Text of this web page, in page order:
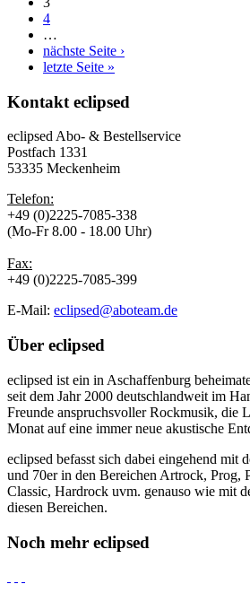
4
…
nächste Seite ›
letzte Seite »
Kontakt eclipsed
eclipsed Abo- & Bestellservice
Postfach 1331
53335 Meckenheim
Telefon:
+49 (0)2225-7085-338
(Mo-Fr 8.00 - 18.00 Uhr)
Fax:
+49 (0)2225-7085-399
E-Mail: eclipsed@aboteam.de
Über eclipsed
eclipsed ist ein in Aschaffenburg
seit dem Jahr 2000 deutschlandweit im
Freunde anspruchsvoller Rockmusik, die
Monat auf eine immer neue akustische
eclipsed befasst sich dabei eingehend mit
und 70er in den Bereichen Artrock, Prog,
Classic, Hardrock uvm. genauso wie mit
diesen Bereichen.
Noch mehr eclipsed